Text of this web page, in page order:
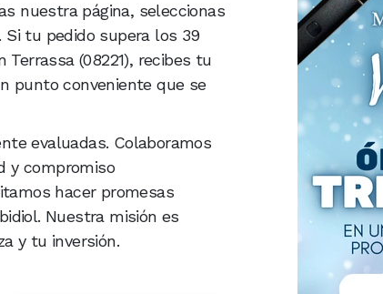
nuestra página, seleccionas
Si tu pedido supera los 39
(08221), recibes tu
punto conveniente que se
evaluadas. Colaboramos
y compromiso
hacer promesas
Nuestra misión es
y tu inversión.